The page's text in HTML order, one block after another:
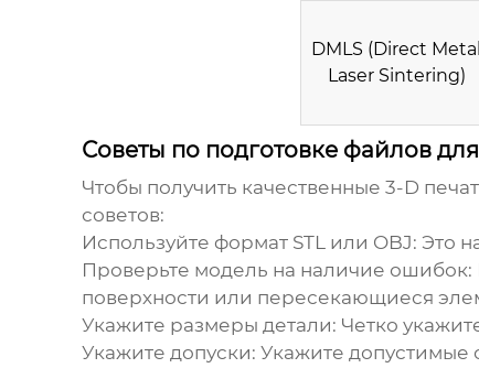
DMLS (Direct Metal
Laser Sintering)
Советы по подготовке файлов
Чтобы получить качественные 3-D
советов:
Используйте формат STL или OBJ: Это
Проверьте модель на наличие ошибок:
поверхности или пересекающиеся
Укажите размеры детали: Четко
Укажите допуски: Укажите допустимые